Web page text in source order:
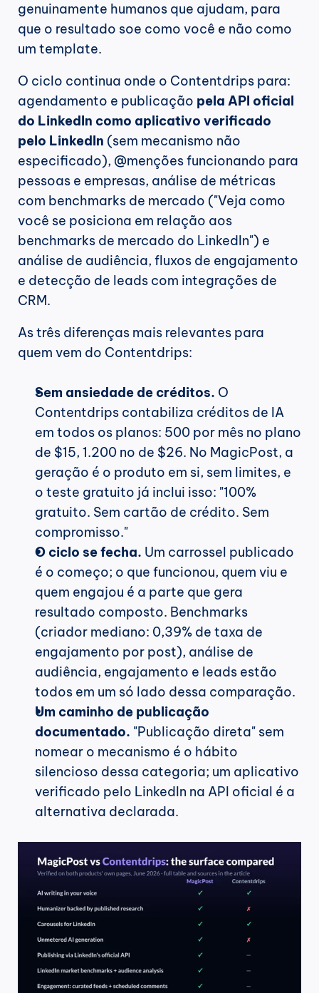
genuinamente humanos que ajudam, para
que o resultado soe como você e não como
um template.
O ciclo continua onde o Contentdrips para:
agendamento e publicação pela API oficial
do LinkedIn como aplicativo verificado
pelo LinkedIn (sem mecanismo não
especificado), @menções funcionando para
pessoas e empresas, análise de métricas
com benchmarks de mercado ("Veja como
você se posiciona em relação aos
benchmarks de mercado do LinkedIn") e
análise de audiência, fluxos de engajamento
e detecção de leads com integrações de
CRM.
As três diferenças mais relevantes para
quem vem do Contentdrips:
Sem ansiedade de créditos. O
Contentdrips contabiliza créditos de IA
em todos os planos: 500 por mês no plano
de $15, 1.200 no de $26. No MagicPost, a
geração é o produto em si, sem limites, e
o teste gratuito já inclui isso: "100%
gratuito. Sem cartão de crédito. Sem
compromisso."
O ciclo se fecha. Um carrossel publicado
é o começo; o que funcionou, quem viu e
quem engajou é a parte que gera
resultado composto. Benchmarks
(criador mediano: 0,39% de taxa de
engajamento por post), análise de
audiência, engajamento e leads estão
todos em um só lado dessa comparação.
Um caminho de publicação
documentado. "Publicação direta" sem
nomear o mecanismo é o hábito
silencioso dessa categoria; um aplicativo
verificado pelo LinkedIn na API oficial é a
alternativa declarada.